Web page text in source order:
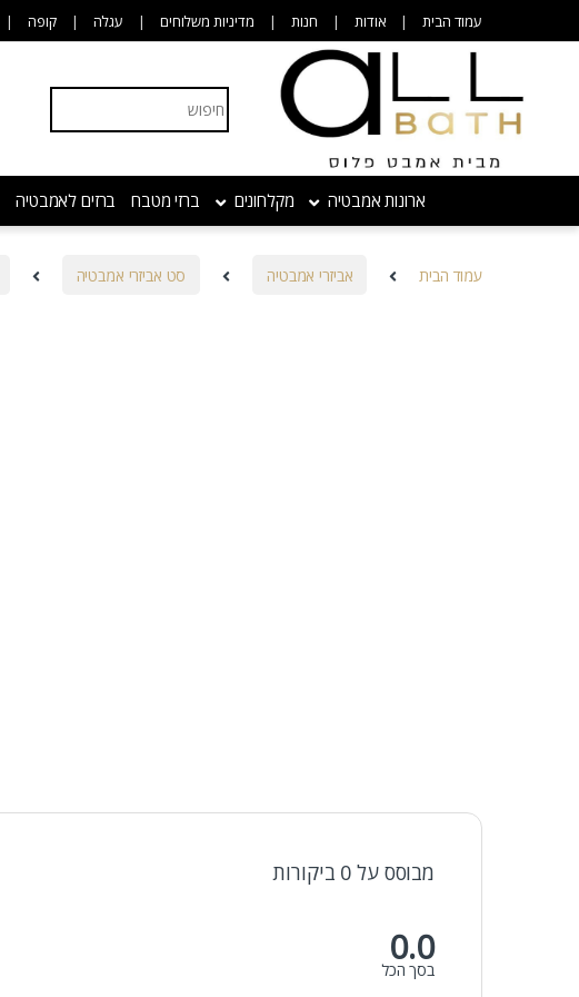
עמוד הבית אודות חנות מדיניות משלוחים עגלה קופה
Search for:
ארונות אמבטיה מקלחונים ברזי מטבח ברזים לאמבטיה
עמוד הבית אביזרי אמבטיה סט אביזרי אמבטיה
מבוסס על 0 ביקורות
0.0
בסך הכל